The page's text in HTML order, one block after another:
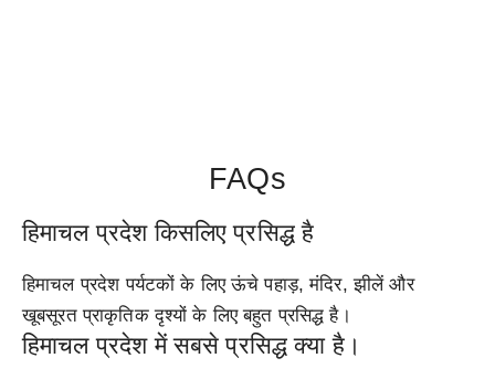
FAQs
हिमाचल प्रदेश किसलिए प्रसिद्ध है
हिमाचल प्रदेश पर्यटकों के लिए ऊंचे पहाड़, मंदिर, झीलें और
खूबसूरत प्राकृतिक दृश्यों के लिए बहुत प्रसिद्ध है।
हिमाचल प्रदेश में सबसे प्रसिद्ध क्या है।